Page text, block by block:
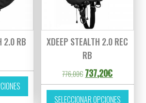
2.0 RB
Este producto tiene múltiples variantes.
XDEEP STEALTH 2.0 REC
RB
776,00€ El precio original
737,20€El precio
SELECCIONAR OPCIONES
Este